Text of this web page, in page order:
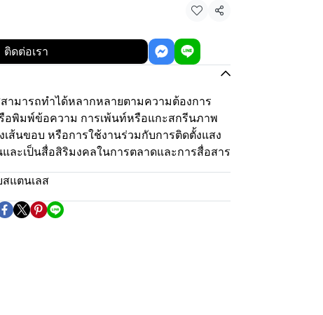
แชร์
ติดต่อเรา
ามารถทำได้หลากหลายตามความต้องการ
อพิมพ์ข้อความ การเพ้นท์หรือแกะสกรีนภาพ
เส้นขอบ หรือการใช้งานร่วมกับการติดตั้งแสง
และเป็นสื่อสิริมงคลในการตลาดและการสื่อสาร
สแตนเลส